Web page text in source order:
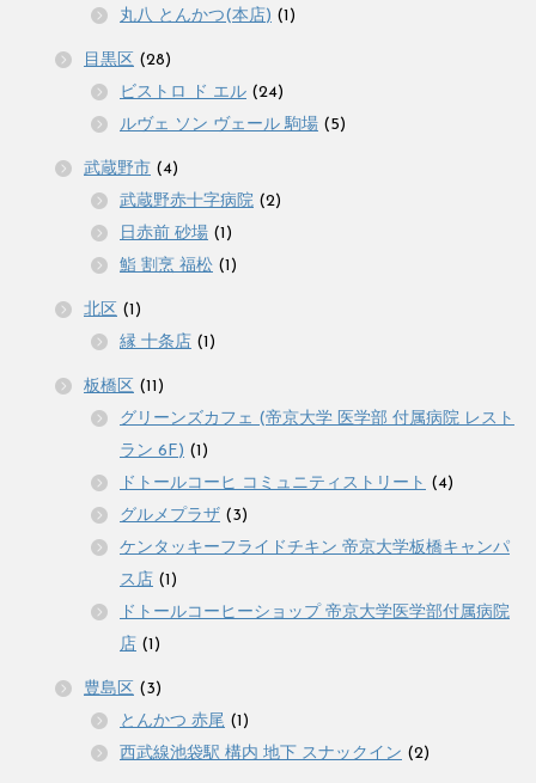
丸八 とんかつ(本店) (1)
目黒区 (28)
ビストロ ド エル (24)
ルヴェ ソン ヴェール 駒場 (5)
武蔵野市 (4)
武蔵野赤十字病院 (2)
日赤前 砂場 (1)
鮨 割烹 福松 (1)
北区 (1)
縁 十条店 (1)
板橋区 (11)
グリーンズカフェ (帝京大学 医学部 付属病院 レスト
ラン 6F) (1)
ドトールコーヒ コミュニティストリート (4)
グルメプラザ (3)
ケンタッキーフライドチキン 帝京大学板橋キャンパ
ス店 (1)
ドトールコーヒーショップ 帝京大学医学部付属病院
店 (1)
豊島区 (3)
とんかつ 赤尾 (1)
西武線池袋駅 構内 地下 スナックイン (2)